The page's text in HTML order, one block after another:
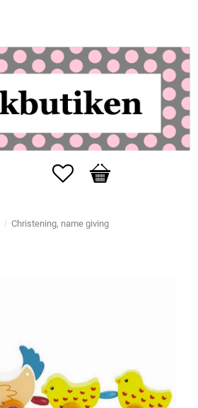
Favorites
Basket
Christening, name giving